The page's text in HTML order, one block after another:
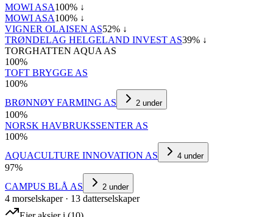
MOWI ASA100% ↓
MOWI ASA100% ↓
VIGNER OLAISEN AS52% ↓
TRØNDELAG HELGELAND INVEST AS39% ↓
TORGHATTEN AQUA AS
100%
TOFT BRYGGE AS
100%
BRØNNØY FARMING AS
2 under
100%
NORSK HAVBRUKSSENTER AS
100%
AQUACULTURE INNOVATION AS
4 under
97%
CAMPUS BLÅ AS
2 under
4 morselskaper· 13 datterselskaper